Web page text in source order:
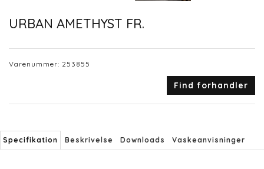
URBAN AMETHYST FR.
Varenummer: 253855
Find forhandler
Specifikation Beskrivelse Downloads Vaskeanvisninger